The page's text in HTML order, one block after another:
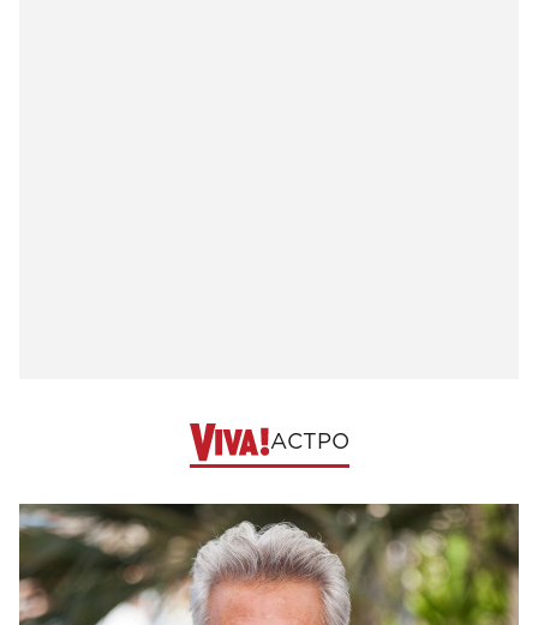
АСТРО